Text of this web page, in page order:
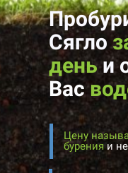
Сягло
деньи
Вас
Цену
буренияи